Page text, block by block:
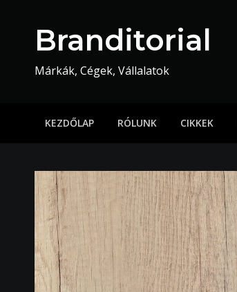
contentBranditorial
Márkák, Cégek, Vállalatok
KEZDŐLAP RÓLUNK CIKKEK